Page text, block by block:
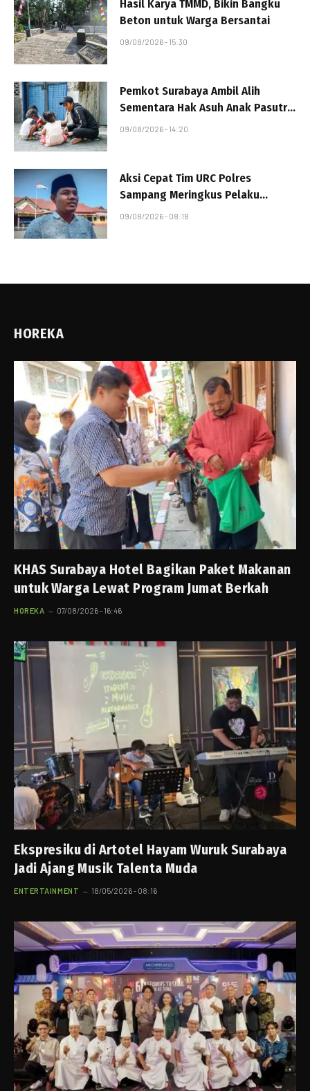
Hasil Karya TMMD, Bikin Bangku
Beton untuk Warga Bersantai
09/08/2026 - 15:30
Pemkot Surabaya Ambil Alih
Sementara Hak Asuh Anak Pasutri
Viral
09/08/2026 - 14:20
Aksi Cepat Tim URC Polres
Sampang Meringkus Pelaku
Curanmor Diapresiasi Tokoh
09/08/2026 - 08:18
HOREKA
KHAS Surabaya Hotel Bagikan Paket Makanan
untuk Warga Lewat Program Jumat Berkah
HOREKA 07/08/2026 - 16:46
Ekspresiku di Artotel Hayam Wuruk Surabaya
Jadi Ajang Musik Talenta Muda
ENTERTAINMENT 18/05/2026 - 08:16